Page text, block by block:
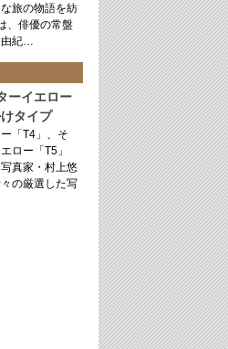
旅の物語を紡
、俳優の常盤
由紀…
ーイエロー
タイプ
「T4」、そ
ロー「T5」
真家・村上悠
の厳選した写